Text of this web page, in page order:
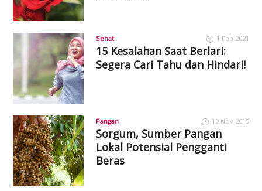
Sehat 1 Feb 2021
15 Kesalahan Saat Berlari:
Segera Cari Tahu dan Hindari!
Pangan 10 Nov 2015
Sorgum, Sumber Pangan
Lokal Potensial Pengganti
Beras